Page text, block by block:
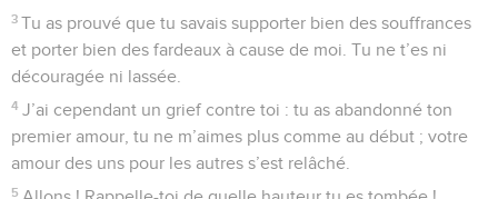
3 Tu as prouvé que tu savais supporter bien des souffrances
et porter bien des fardeaux à cause de moi. Tu ne t’es ni
découragée ni lassée.
4 J’ai cependant un grief contre toi : tu as abandonné ton
premier amour, tu ne m’aimes plus comme au début ; votre
amour des uns pour les autres s’est relâché.
5